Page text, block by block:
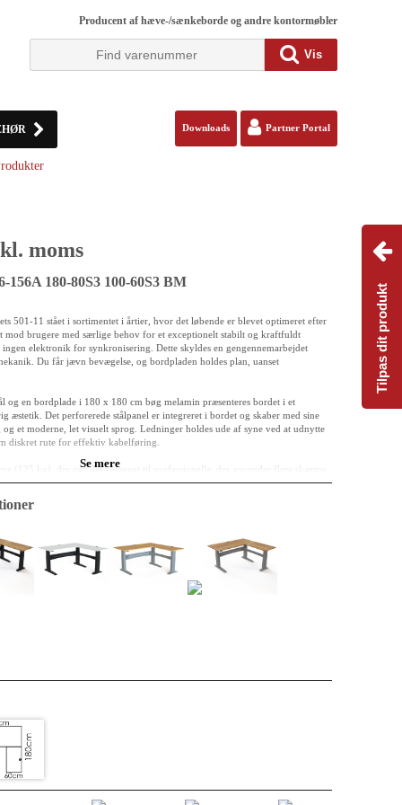
Producent af hæve-/sænkeborde og andre kontormøbler
Vis
Downloads Partner Portal
moms
156A 180-80S3 100-60S3 BM
501-11 stået i sortimentet i årtier, hvor det løbende er blevet optimeret efter
mod brugere med særlige behov for et exceptionelt stabilt og kraftfuldt
elektronik for synkronisering. Dette skyldes en gengennemarbejdet
Du får jævn bevægelse, og bordpladen holdes plan, uanset
og en bordplade i 180 x 180 cm bøg melamin præsenteres bordet i et
æstetik. Det perforerede stålpanel er integreret i bordet og skaber med sine
et moderne, let visuelt sprog. Ledninger holdes ude af syne ved at udnytte
diskret rute for effektiv kabelføring.
(125 kg), der gør det velegnet til professionelle, der anvender flere skærme
funktionelle højdejustering (65-122 cm) sikrer, at bordet er fuldt ud
for at justere højden. Det gør 501-11 til et fleksibelt og pålideligt
ConSets pålidelige 1-motor design, hvor den mekaniske
til at sikre en uovertruffen robusthed i dagligdagen.
Se mere
Tilpas dit produkt